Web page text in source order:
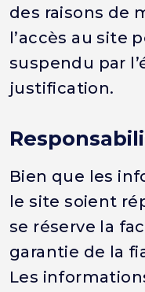
des raisons de
l’accès au site
suspendu par
justification.
Bien que les
le site soient
se réserve la
garantie de la
Les